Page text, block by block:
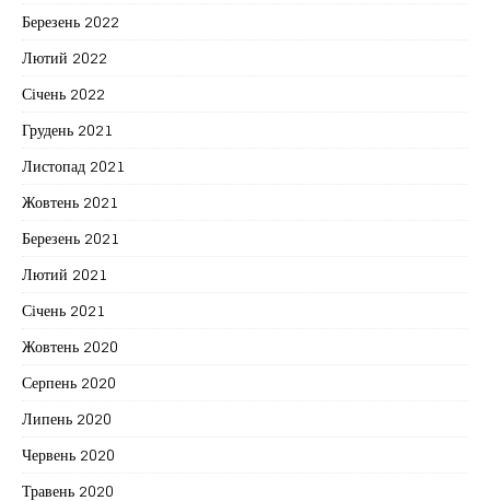
Березень 2022
Лютий 2022
Січень 2022
Грудень 2021
Листопад 2021
Жовтень 2021
Березень 2021
Лютий 2021
Січень 2021
Жовтень 2020
Серпень 2020
Липень 2020
Червень 2020
Травень 2020